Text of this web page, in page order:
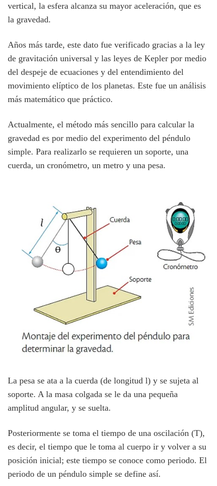
vertical, la esfera alcanza su mayor aceleración, que es
la gravedad.
Años más tarde, este dato fue verificado gracias a la ley
de gravitación universal y las leyes de Kepler por medio
del despeje de ecuaciones y del entendimiento del
movimiento elíptico de los planetas. Este fue un análisis
más matemático que práctico.
Actualmente, el método más sencillo para calcular la
gravedad es por medio del experimento del péndulo
simple. Para realizarlo se requieren un soporte, una
cuerda, un cronómetro, un metro y una pesa.
La pesa se ata a la cuerda (de longitud l) y se sujeta al
soporte. A la masa colgada se le da una pequeña
amplitud angular, y se suelta.
Posteriormente se toma el tiempo de una oscilación (T),
es decir, el tiempo que le toma al cuerpo ir y volver a su
posición inicial; este tiempo se conoce como periodo. El
periodo de un péndulo simple se define así.